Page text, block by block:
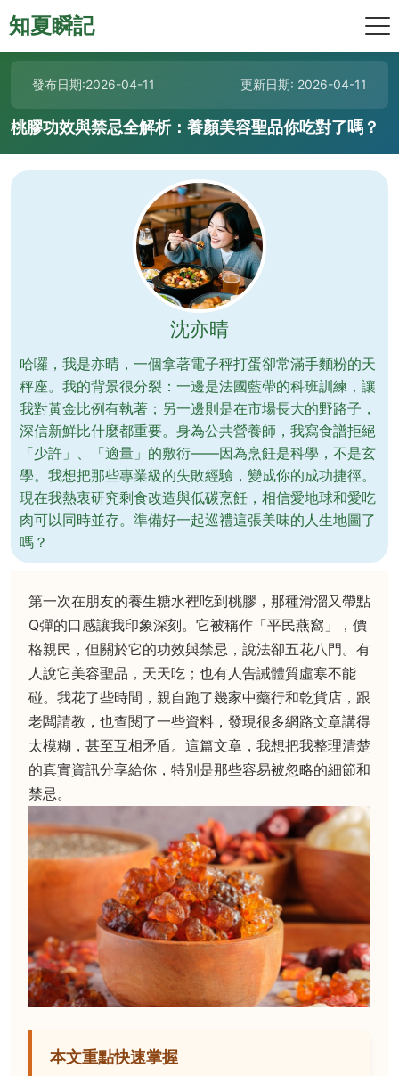
知夏瞬記
發布日期:2026-04-11 更新日期: 2026-04-11
桃膠功效與禁忌全解析：養顏美容聖品你吃對了嗎？
沈亦晴
哈囉，我是亦晴，一個拿著電子秤打蛋卻常滿手麵粉的天
秤座。我的背景很分裂：一邊是法國藍帶的科班訓練，讓
我對黃金比例有執著；另一邊則是在市場長大的野路子，
深信新鮮比什麼都重要。身為公共營養師，我寫食譜拒絕
「少許」、「適量」的敷衍——因為烹飪是科學，不是玄
學。我想把那些專業級的失敗經驗，變成你的成功捷徑。
現在我熱衷研究剩食改造與低碳烹飪，相信愛地球和愛吃
肉可以同時並存。準備好一起巡禮這張美味的人生地圖了
嗎？
第一次在朋友的養生糖水裡吃到桃膠，那種滑溜又帶點
Q彈的口感讓我印象深刻。它被稱作「平民燕窩」，價
格親民，但關於它的功效與禁忌，說法卻五花八門。有
人說它美容聖品，天天吃；也有人告誡體質虛寒不能
碰。我花了些時間，親自跑了幾家中藥行和乾貨店，跟
老闆請教，也查閱了一些資料，發現很多網路文章講得
太模糊，甚至互相矛盾。這篇文章，我想把我整理清楚
的真實資訊分享給你，特別是那些容易被忽略的細節和
禁忌。
本文重點快速掌握